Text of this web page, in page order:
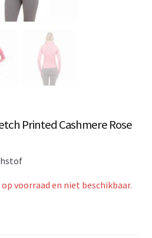
Printed Cashmere Rose
voorraad en niet beschikbaar.